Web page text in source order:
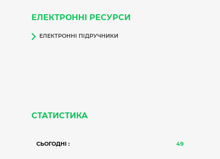
ЕЛЕКТРОННІ РЕСУРСИ
ЕЛЕКТРОННІ ПІДРУЧНИКИ
СТАТИСТИКА
СЬОГОДНІ : 49